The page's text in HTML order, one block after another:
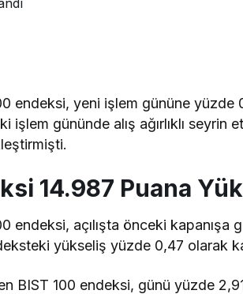
endeksi, yeni işlem gününe yüzde
işlem gününde alış ağırlıklı seyrin
14.987 Puana
endeksi, açılışta önceki kapanışa
yükseliş yüzde 0,47 olarak
BIST 100 endeksi, günü yüzde